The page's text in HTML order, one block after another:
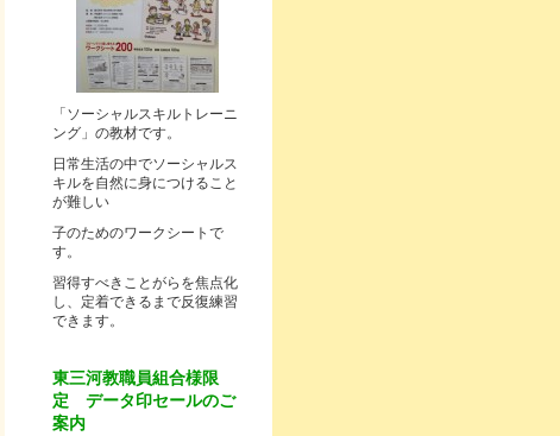
「ソーシャルスキルトレーニ
ング」の教材です。
日常生活の中でソーシャルス
キルを自然に身につけること
が難しい
子のためのワークシートで
す。
習得すべきことがらを焦点化
し、定着できるまで反復練習
できます。
東三河教職員組合様限
定 データ印セールのご
案内